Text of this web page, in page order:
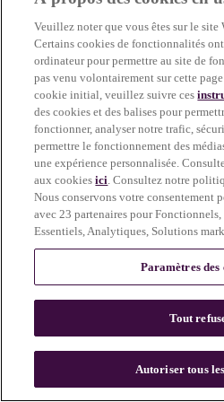
more
n
Veuillez noter que vous êtes sur le site
Certains cookies de fonctionnalités
ordinateur pour permettre au site de
pas venu volontairement sur cette
cookie initial, veuillez suivre ces
des cookies et des balises pour
fonctionner, analyser notre trafic,
permettre le fonctionnement des
une expérience personnalisée.
aux cookiesici. Consultez notre
Nous conservons votre consentement
avec 23 partenaires pour
Essentiels, Analytiques, Solutions
Paramètres des
Tout
Autoriser tous